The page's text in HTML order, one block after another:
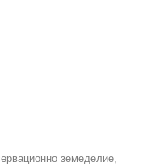
земеделие,